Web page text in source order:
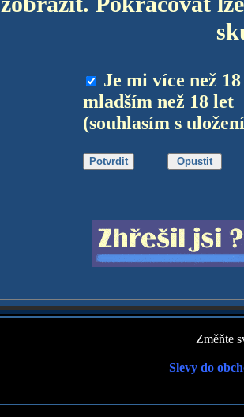
Je mi více než
mladším než 18 let
(souhlasím s
Změňte
Slevy do